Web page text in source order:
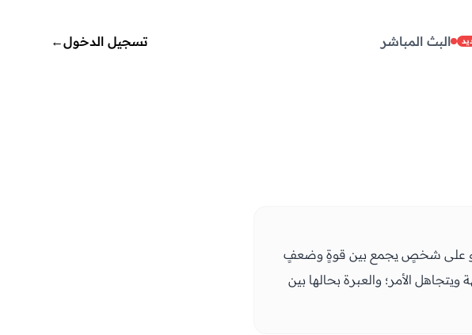
البث المباشر تسجيل الدخول←
أو على شخصٍ يجمع بين قوةٍ وضعفٍ
الأمر؛ والعبرة بحالها بين